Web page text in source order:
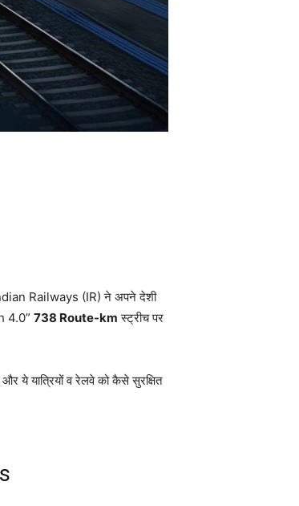
Railways (IR) ने अपने देशी
4.0” 738 Route-km स्ट्रीच पर
ये यात्रियों व रेलवे को कैसे सुरक्षित